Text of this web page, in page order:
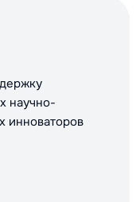
научно-
инноваторов